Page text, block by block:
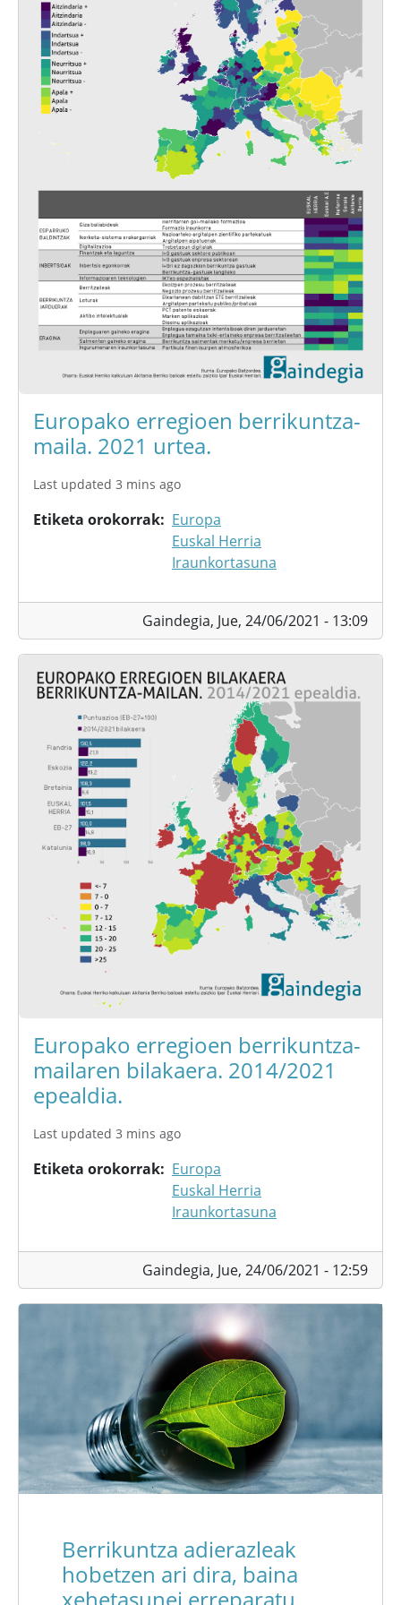
Europako erregioen berrikuntza-
maila. 2021 urtea.
Last updated 3 mins ago
Etiketa orokorrak
Europa
Euskal Herria
Iraunkortasuna
Gaindegia, Jue, 24/06/2021 - 13:09
Europako erregioen berrikuntza-
mailaren bilakaera. 2014/2021
epealdia.
Last updated 3 mins ago
Etiketa orokorrak
Europa
Euskal Herria
Iraunkortasuna
Gaindegia, Jue, 24/06/2021 - 12:59
Berrikuntza adierazleak
hobetzen ari dira, baina